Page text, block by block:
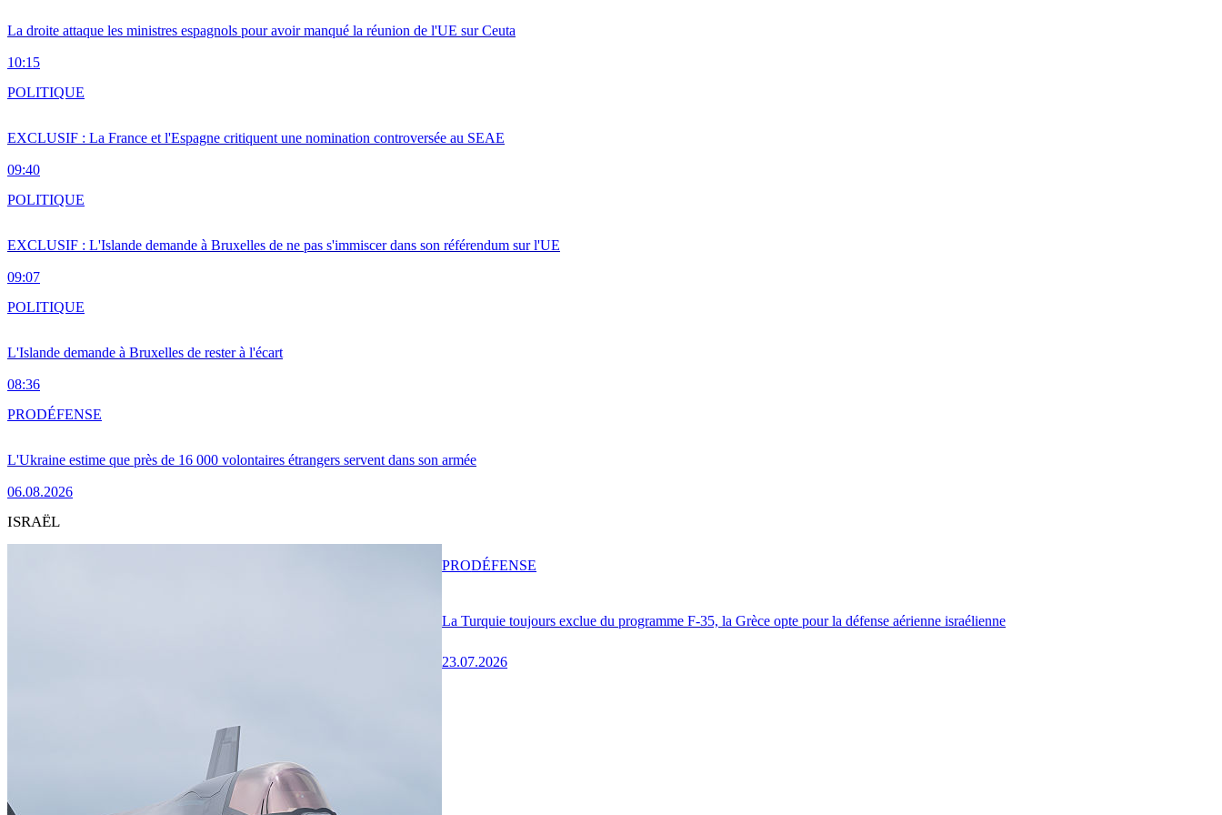
La droite attaque les ministres espagnols pour avoir manqué la réunion de l'UE sur Ceuta
10:15
EXCLUSIF : La France et l'Espagne critiquent une nomination controversée au SEAE
09:40
POLITIQUE
EXCLUSIF : L'Islande demande à Bruxelles de ne pas s'immiscer dans son référendum sur l'UE
09:07
POLITIQUE
L'Islande demande à Bruxelles de rester à l'écart
08:36
POLITIQUE
L'Ukraine estime que près de 16 000 volontaires étrangers servent dans son armée
06.08.2026
PRODÉFENSE
ISRAËL
La Turquie toujours exclue du programme F-35, la Grèce opte pour la défense aérienne israélienne
23.07.2026
PRODÉFENSE